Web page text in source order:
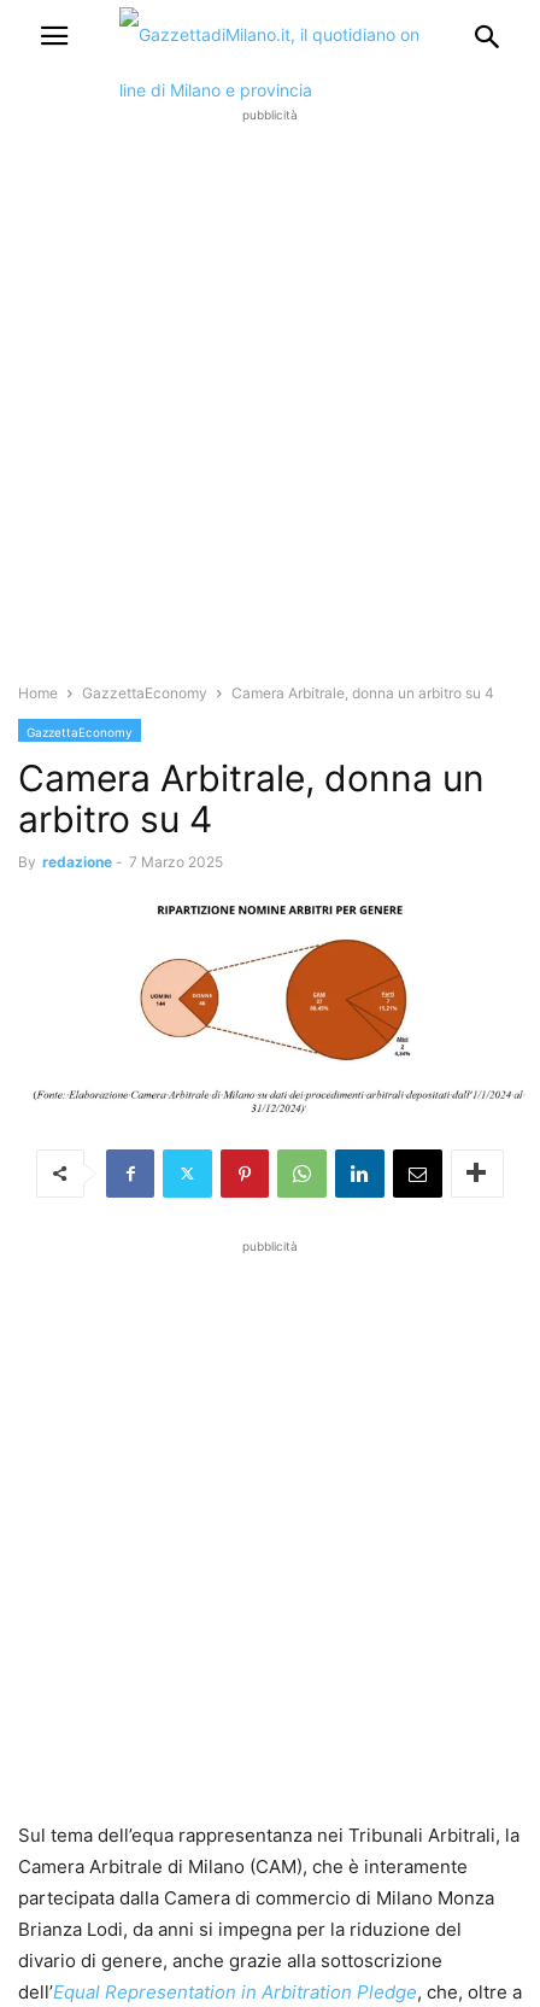
pubblicità
Home GazzettaEconomy Camera Arbitrale, donna un arbitro su 4
GazzettaEconomy
Camera Arbitrale, donna un
arbitro su 4
By redazione - 7 Marzo 2025
pubblicità
Sul tema dell’equa rappresentanza nei Tribunali Arbitrali, la
Camera Arbitrale di Milano (CAM), che è interamente
partecipata dalla Camera di commercio di Milano Monza
Brianza Lodi, da anni si impegna per la riduzione del
divario di genere, anche grazie alla sottoscrizione
dell’Equal Representation in Arbitration Pledge, che, oltre a